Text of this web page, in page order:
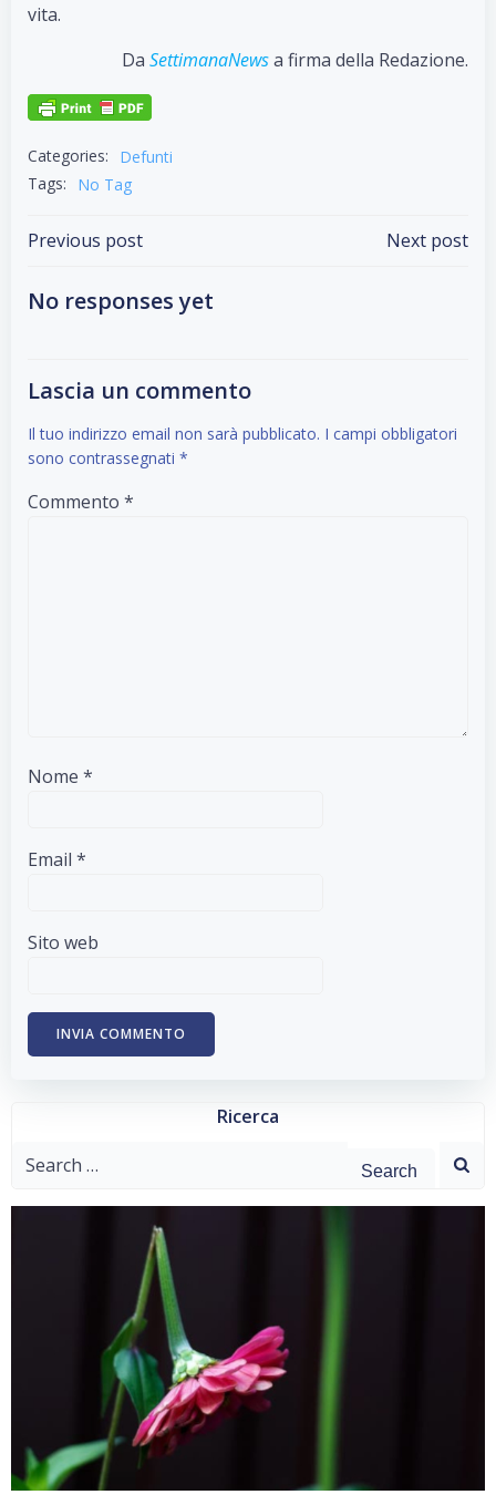
vita.
Da SettimanaNewsa firma della Redazione.
Categories:
Defunti
Tags:
No Tag
Post
navigation
Previous post Next post
No responses yet
Lascia un commento
Il tuo indirizzo email non sarà pubblicato. I campi obbligatori
sono contrassegnati *
Commento *
Nome *
Email *
Sito web
Ricerca
Search